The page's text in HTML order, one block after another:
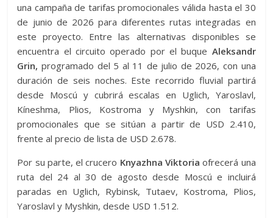
una campaña de tarifas promocionales válida hasta el 30
de junio de 2026 para diferentes rutas integradas en
este proyecto. Entre las alternativas disponibles se
encuentra el circuito operado por el buque Aleksandr
Grin, programado del 5 al 11 de julio de 2026, con una
duración de seis noches. Este recorrido fluvial partirá
desde Moscú y cubrirá escalas en Uglich, Yaroslavl,
Kíneshma, Plios, Kostroma y Myshkin, con tarifas
promocionales que se sitúan a partir de USD 2.410,
frente al precio de lista de USD 2.678.
Por su parte, el crucero Knyazhna Viktoria ofrecerá una
ruta del 24 al 30 de agosto desde Moscú e incluirá
paradas en Uglich, Rybinsk, Tutaev, Kostroma, Plios,
Yaroslavl y Myshkin, desde USD 1.512.